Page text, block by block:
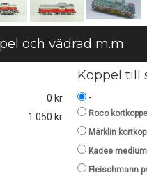
och vädrad m.m.
0 kr
1 050 kr
Koppel till
-
Roco
Märklin
Kadee
Fleischmann